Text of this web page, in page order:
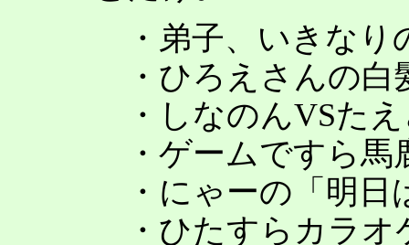
・弟子、いきなり
・ひろえさんの白
・しなのんVSた
・ゲームですら馬
・にゃーの「明日
・ひたすらカラオ